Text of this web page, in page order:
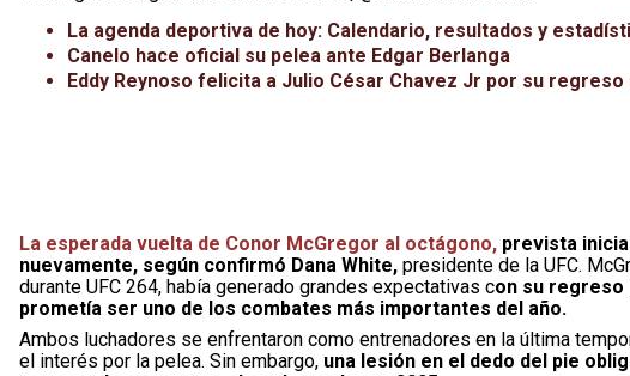
La agenda deportiva de hoy: Calendario, resultados y
Canelo hace oficial su pelea ante Edgar Berlanga
Eddy Reynoso felicita a Julio César Chavez Jr por su regreso
La esperada vuelta de Conor McGregor al octágono, prevista
nuevamente, según confirmó Dana White, presidente de la UFC.
durante UFC 264, había generado grandes expectativas con su regreso
prometía ser uno de los combates más importantes del año.
Ambos luchadores se enfrentaron como entrenadores en la última
el interés por la pelea. Sin embargo, una lesión en el dedo del pie